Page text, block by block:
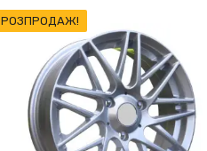
РОЗПРОДАЖ!